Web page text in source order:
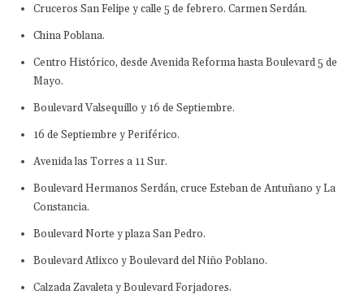
Cruceros San Felipe y calle 5 de febrero. Carmen Serdán.
China Poblana.
Centro Histórico, desde Avenida Reforma hasta Boulevard 5 de
Mayo.
Boulevard Valsequillo y 16 de Septiembre.
16 de Septiembre y Periférico.
Avenida las Torres a 11 Sur.
Boulevard Hermanos Serdán, cruce Esteban de Antuñano y La
Constancia.
Boulevard Norte y plaza San Pedro.
Boulevard Atlixco y Boulevard del Niño Poblano.
Calzada Zavaleta y Boulevard Forjadores.